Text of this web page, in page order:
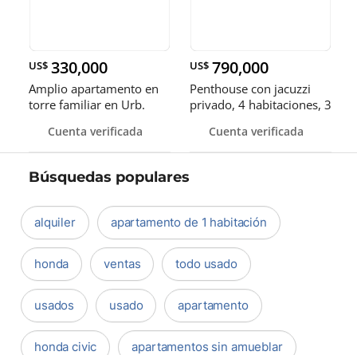
US$ 330,000
Amplio apartamento en
torre familiar en Urb.
Cuenta verificada
US$ 790,000
Penthouse con jacuzzi
privado, 4 habitaciones, 3
Cuenta verificada
Búsquedas populares
alquiler apartamento de 1 habitación
honda ventas todo usado
usados usado apartamento
honda civic apartamentos sin amueblar